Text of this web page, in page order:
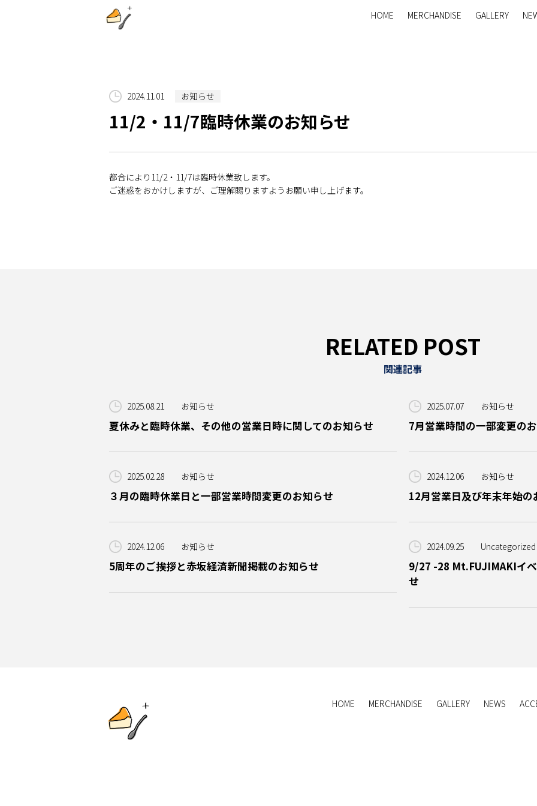
HOME MERCHANDISE GALLERY
2024.11.01 お知らせ
11/2・11/7臨時休業のお知らせ
都合により11/2・11/7は臨時休業致します。
ご迷惑をおかけしますが、ご理解賜りますようお願い申し上げます。
RELATED POST
関連記事
2025.08.21 お知らせ
夏休みと臨時休業、その他の営業日時に関してのお知らせ
2025.07.07 お知らせ
7月営業時間の一部変更の
2025.02.28 お知らせ
３月の臨時休業日と一部営業時間変更のお知らせ
2024.12.06 お知らせ
12月営業日及び年末年始の
2024.12.06 お知らせ
5周年のご挨拶と赤坂経済新聞掲載のお知らせ
2024.09.25 Uncategorized
9/27 -28 Mt.FUJIMAKIイ
せ
HOME MERCHANDISE GALLERY NEWS